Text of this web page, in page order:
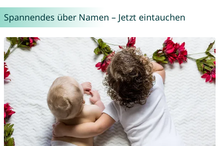
Spannendes über Namen – Jetzt eintauchen